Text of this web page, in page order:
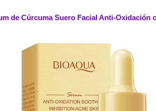
de Cúrcuma Suero Facial Anti-Oxidación